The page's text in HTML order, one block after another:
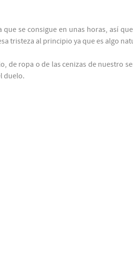
se consigue en unas horas, así
tristeza al principio ya que es algo
de ropa o de las cenizas de nuestro
duelo.